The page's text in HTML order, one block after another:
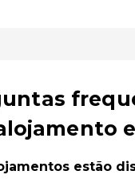
estão